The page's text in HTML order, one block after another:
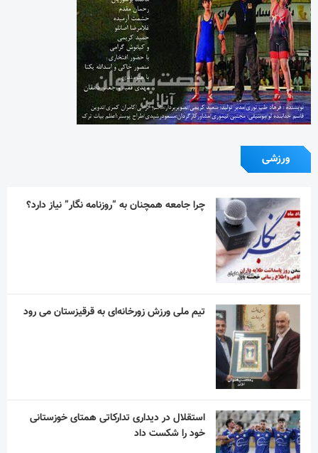
ورزشی
چرا جامعه همچنان به “روزنامه نگار” نیاز دارد؟
تیم ملی ورزش زورخانه‌ای به قرقیزستان می رود
استقلال در دیداری تدارکاتی همتای خوزستانی
خود را شکست داد